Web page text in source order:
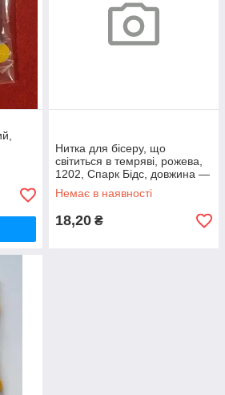
Нитка для бісеру, що
світиться в темряві, рожева,
1202, Спарк Бідс, довжина —
30 метрів
Немає в наявності
18,20 ₴